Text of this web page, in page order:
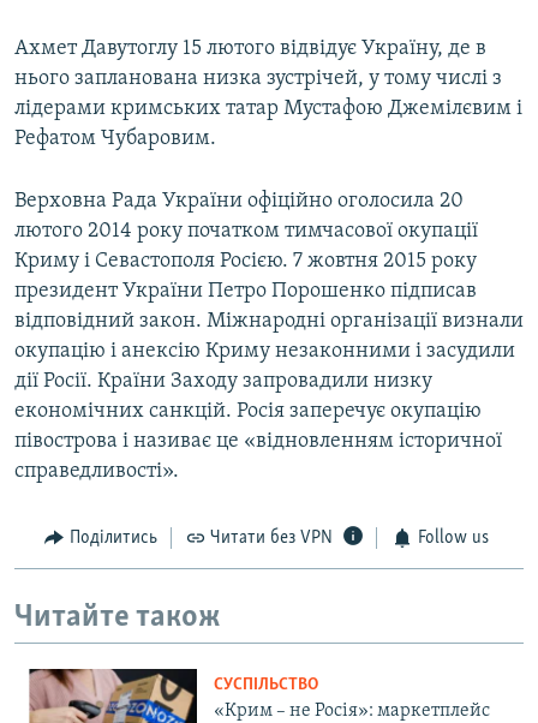
Ахмет Давутоглу 15 лютого відвідує Україну, де в
нього запланована низка зустрічей, у тому числі з
лідерами кримських татар Мустафою Джемілєвим і
Рефатом Чубаровим.
Верховна Рада України офіційно оголосила 20
лютого 2014 року початком тимчасової окупації
Криму і Севастополя Росією. 7 жовтня 2015 року
президент України Петро Порошенко підписав
відповідний закон. Міжнародні організації визнали
окупацію і анексію Криму незаконними і засудили
дії Росії. Країни Заходу запровадили низку
економічних санкцій. Росія заперечує окупацію
півострова і називає це «відновленням історичної
справедливості».
Поділитись Читати без VPN Follow us
Читайте також
СУСПІЛЬСТВО
«Крим – не Росія»: маркетплейс